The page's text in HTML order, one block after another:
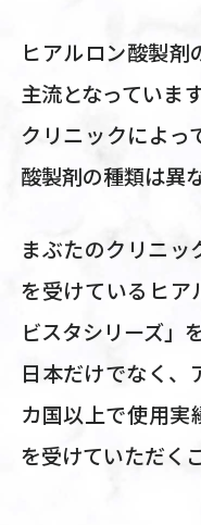
ヒアルロン酸製
主流となっています
クリニックによっ
酸製剤の種類は異
まぶたのクリニ
を受けているヒア
ビスタシリーズ」
日本だけでなく、
カ国以上で使用実
を受けていただく